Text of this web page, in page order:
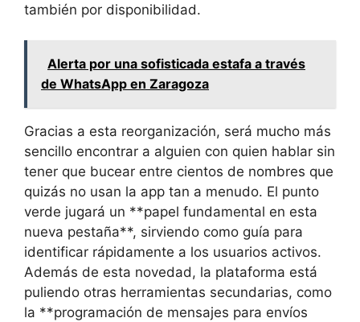
también por disponibilidad.
Alerta por una sofisticada estafa a través
de WhatsApp en Zaragoza
Gracias a esta reorganización, será mucho más
sencillo encontrar a alguien con quien hablar sin
tener que bucear entre cientos de nombres que
quizás no usan la app tan a menudo. El punto
verde jugará un **papel fundamental en esta
nueva pestaña**, sirviendo como guía para
identificar rápidamente a los usuarios activos.
Además de esta novedad, la plataforma está
puliendo otras herramientas secundarias, como
la **programación de mensajes para envíos